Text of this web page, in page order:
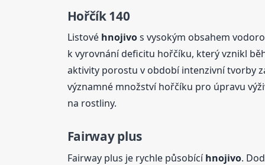
Hořčík 140
Listové hnojivos vysokým obsahem
k vyrovnání deficitu hořčíku, který vznikl
aktivity porostu v období intenzivní tvorby
významné množství hořčíku pro úpravu
na rostliny.
Fairway plus
Fairway plus je rychle působícíhnojivo.